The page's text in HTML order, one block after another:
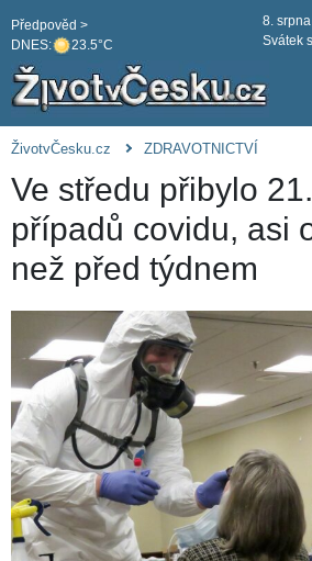
DNES: 23.5°C
Předpověd >
8.
Svátek
ŽivotvČesku.cz ZDRAVOTNICTVÍ
Ve středu přibylo
případů covidu, asi
než před týdnem